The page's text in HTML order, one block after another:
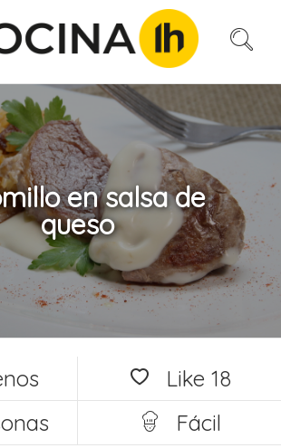
en salsa de
queso
Like 18
Fácil